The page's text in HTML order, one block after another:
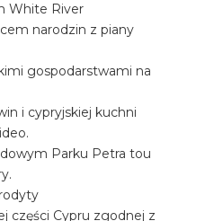
White River
narodzin z piany
gospodarstwami na
i cypryjskiej kuchni
Parku Petra tou
części Cypru zgodnej z